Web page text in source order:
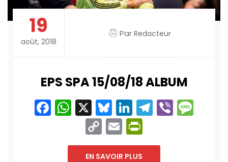
19
août, 2018
Par Redacteur
EPS SPA 15/08/18 ALBUM
Facebook
WhatsApp
X Bluesky
LinkedIn
Telegram
Viber
Copy
Link
Email
EN SAVOIR PLUS